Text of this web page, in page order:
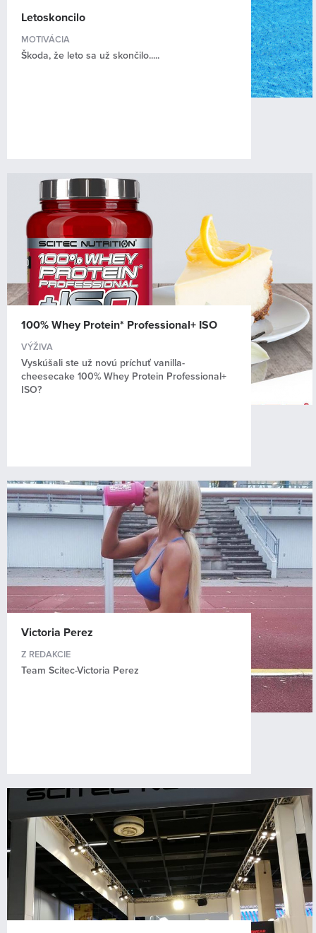
Letoskoncilo
MOTIVÁCIA
Škoda, že leto sa už skončilo.....
100% Whey Protein* Professional+ ISO
VÝŽIVA
Vyskúšali ste už novú príchuť vanilla-
cheesecake 100% Whey Protein Professional+
ISO?
Victoria Perez
Z REDAKCIE
Team Scitec-Victoria Perez